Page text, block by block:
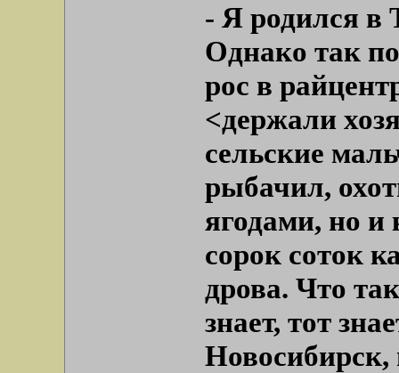
- Я родился в
Однако так
рос в
<держали
сельские
рыбачил,
ягодами, но и
сорок соток
дрова. Что
знает, тот